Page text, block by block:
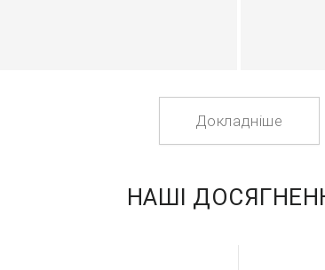
Докладніше
НАШІ